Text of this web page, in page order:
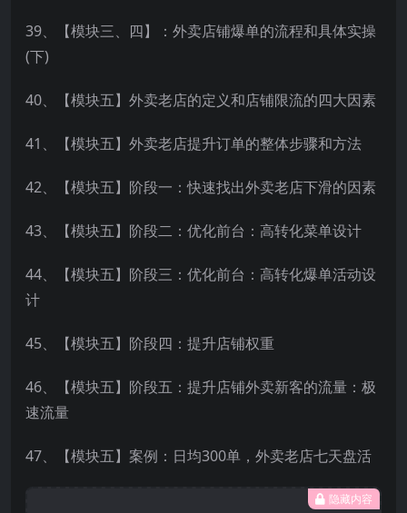
39、【模块三、四】：外卖店铺爆单的流程和具体实操
(下)
40、【模块五】外卖老店的定义和店铺限流的四大因素
41、【模块五】外卖老店提升订单的整体步骤和方法
42、【模块五】阶段一：快速找出外卖老店下滑的因素
43、【模块五】阶段二：优化前台：高转化菜单设计
44、【模块五】阶段三：优化前台：高转化爆单活动设
计
45、【模块五】阶段四：提升店铺权重
46、【模块五】阶段五：提升店铺外卖新客的流量：极
速流量
47、【模块五】案例：日均300单，外卖老店七天盘活
隐藏内容